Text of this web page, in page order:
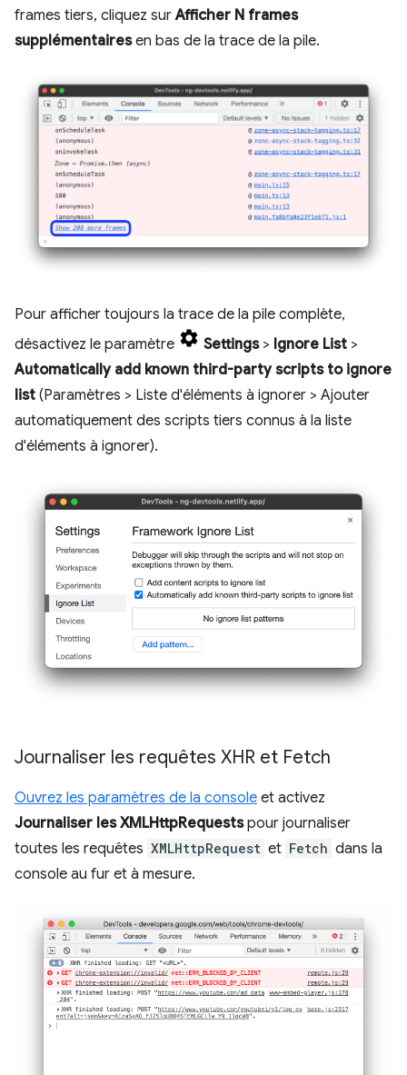
frames tiers, cliquez surAfficher N frames
supplémentairesen bas de la trace de la pile.
Pour afficher toujours la trace de la pile complète,
désactivez le paramètre
Settings> Ignore List >
Automatically add known third-party scripts to ignore
list (Paramètres > Liste d'éléments à ignorer > Ajouter
automatiquement des scripts tiers connus à la liste
d'éléments à ignorer).
Journaliser les requêtes XHR et Fetch
Ouvrez les paramètres de la console et activez
Journaliser les XMLHttpRequestspour journaliser
toutes les requêtes XMLHttpRequest et Fetch dans la
console au fur et à mesure.